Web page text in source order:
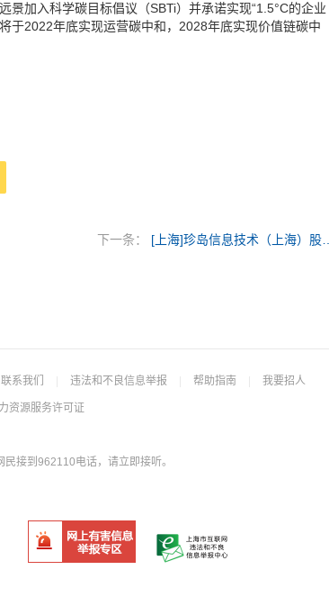
加入科学碳目标倡议（SBTi）并承诺实现“1.5°C的企业
于2022年底实现运营碳中和，2028年底实现价值链碳中
下一条： [上海]珍岛信息技
联系我们 违法和不良信息举报 帮助指南 我要招人
资源服务许可证
接到962110电话，请立即接听。